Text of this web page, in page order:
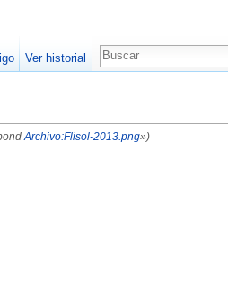
Archivo:Flisol-2013.png»)
Ver historial